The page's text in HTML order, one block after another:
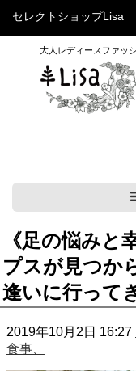
セレクトショップLisa
大人レディースファッ
《足の悩みと
プスが見つか
逢いに行って
2019年10月2日 16:27
食事、